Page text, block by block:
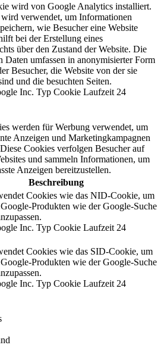
wird von Google Analytics installiert.
verwendet, um Informationen
wie Besucher eine Website
bei der Erstellung eines
über den Zustand der Website. Die
Daten umfassen in anonymisierter Form
Besucher, die Website von der sie
und die besuchten Seiten.
Inc. Typ Cookie Laufzeit 24
werden für Werbung verwendet, um
Anzeigen und Marketingkampagnen
Cookies verfolgen Besucher auf
und sammeln Informationen, um
Anzeigen bereitzustellen.
Beschreibung
Cookies wie das NID-Cookie, um
Produkten wie der Google-Suche
Inc. Typ Cookie Laufzeit 24
Cookies wie das SID-Cookie, um
Produkten wie der Google-Suche
Inc. Typ Cookie Laufzeit 24